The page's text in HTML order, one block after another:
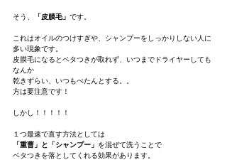
そう、 「皮膜毛」 です。
これはオイルのつけすぎや、シャンプーをしっかりしない人に
多い現象です。
皮膜毛になるとベタつきが取れず、いつまでドライヤーしても
なんか
乾きずらい、いつもぺたんとする。。
方は要注意です！
しかし！！！！！
１つ最速で直す方法としては
「重曹」と「シャンプー」 を混ぜて洗うことで
ベタつきを落としてくれる効果があります。